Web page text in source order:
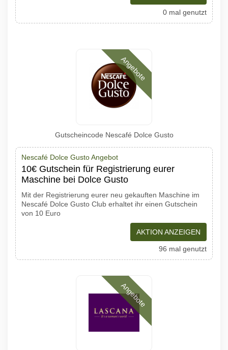
0 mal genutzt
Angebote
Gutscheincode Nescafé Dolce Gusto
Nescafé Dolce Gusto Angebot
10€ Gutschein für Registrierung eurer
Maschine bei Dolce Gusto
Mit der Registrierung eurer neu gekauften Maschine im
Nescafé Dolce Gusto Club erhaltet ihr einen Gutschein
von 10 Euro
AKTION ANZEIGEN
96 mal genutzt
Angebote